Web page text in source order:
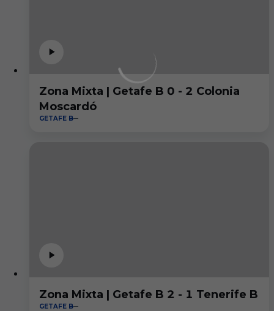
Zona Mixta | Getafe B 0 - 2 Colonia
Moscardó
GETAFE B
Zona Mixta | Getafe B 2 - 1 Tenerife B
GETAFE B